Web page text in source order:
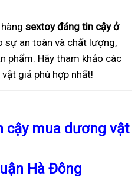
sextoy đáng tin cậy ở
sự an toàn và chất lượng,
phẩm. Hãy tham khảo các
giả phù hợp nhất!
cậy mua dương vật
Hà Đông